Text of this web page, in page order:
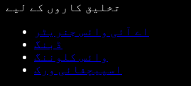
تخلیق کاروں کے لیے
اے آئی وائس جنریٹر
ڈبنگ
وائس کلوننگ
اسپیچفائی ورک